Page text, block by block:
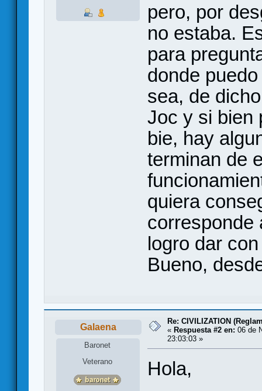
pero, por
no estaba.
para
donde
sea, de
Joc y si bien
bie, hay
terminan de
quiera
corresponde
logro dar
Bueno,
Galaena
Baronet
Veterano
Re: CIVILIZATION
« Respuesta #2 en: 06 de
23:03:03 »
Hola,